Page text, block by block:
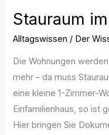
Stauraum
Alltagswissen / Der
Die Wohnungen
mehr – da muss
eine kleine 1-Zimmer-
Einfamilienhaus, so ist
Hier bringen Sie